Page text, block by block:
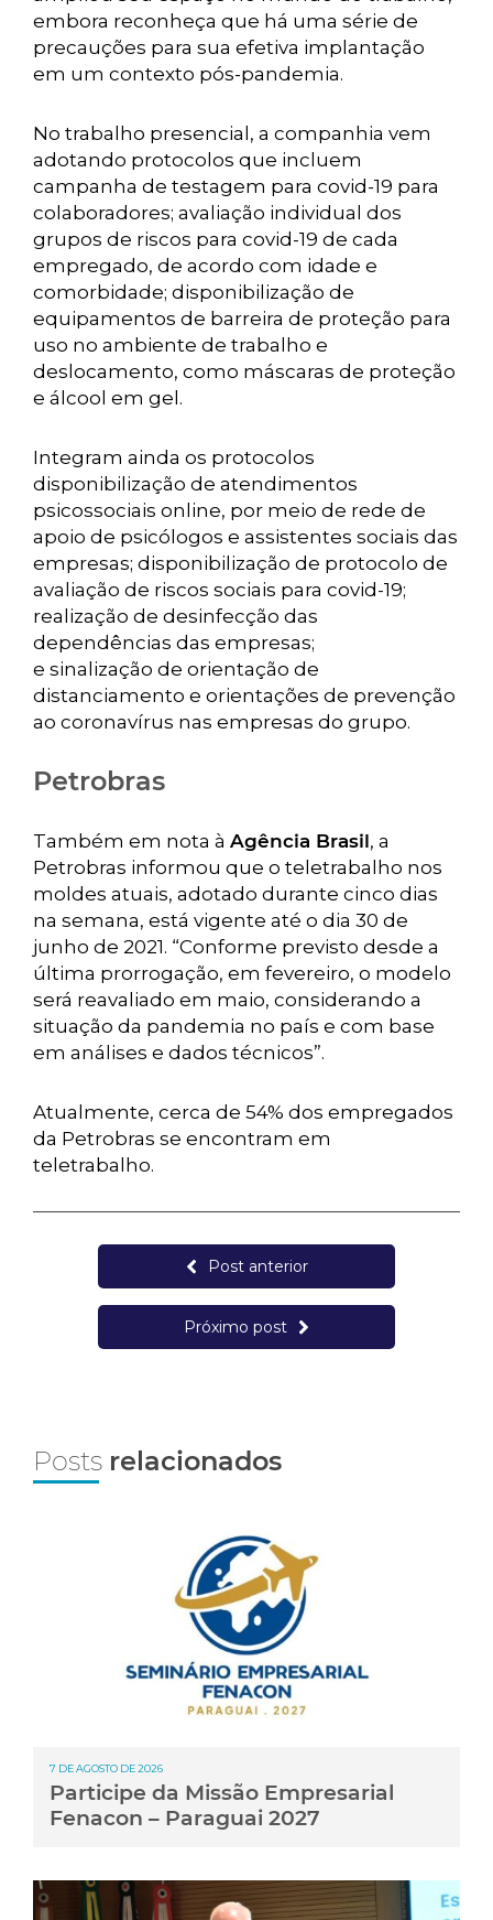
embora reconheça que há uma série de
precauções para sua efetiva implantação
em um contexto pós-pandemia.
No trabalho presencial, a companhia vem
adotando protocolos que incluem
campanha de testagem para covid-19 para
colaboradores; avaliação individual dos
grupos de riscos para covid-19 de cada
empregado, de acordo com idade e
comorbidade; disponibilização de
equipamentos de barreira de proteção para
uso no ambiente de trabalho e
deslocamento, como máscaras de proteção
e álcool em gel.
Integram ainda os protocolos
disponibilização de atendimentos
psicossociais online, por meio de rede de
apoio de psicólogos e assistentes sociais das
empresas; disponibilização de protocolo de
avaliação de riscos sociais para covid-19;
realização de desinfecção das
dependências das empresas;
e sinalização de orientação de
distanciamento e orientações de prevenção
ao coronavírus nas empresas do grupo.
Petrobras
Também em nota à Agência Brasil, a
Petrobras informou que o teletrabalho nos
moldes atuais, adotado durante cinco dias
na semana, está vigente até o dia 30 de
junho de 2021. “Conforme previsto desde a
última prorrogação, em fevereiro, o modelo
será reavaliado em maio, considerando a
situação da pandemia no país e com base
em análises e dados técnicos”.
Atualmente, cerca de 54% dos empregados
da Petrobras se encontram em
teletrabalho.
Post anterior
Próximo post
Posts relacionados
7 DE AGOSTO DE 2026
Participe da Missão Empresarial
Fenacon – Paraguai 2027